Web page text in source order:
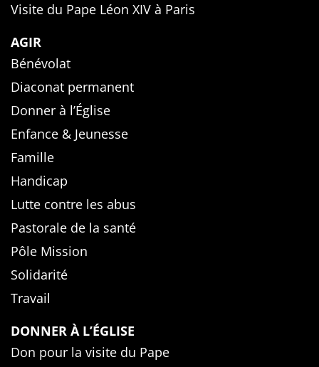
Visite du Pape Léon XIV à Paris
AGIR
Bénévolat
Diaconat permanent
Donner à l’Église
Enfance & Jeunesse
Famille
Handicap
Lutte contre les abus
Pastorale de la santé
Pôle Mission
Solidarité
Travail
DONNER À L’ÉGLISE
Don pour la visite du Pape